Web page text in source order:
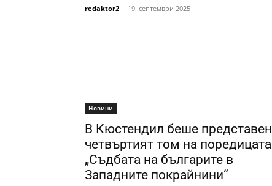
redaktor2 - 19. септември 2025
Новини
В Кюстендил беше представен
четвъртият том на поредицата
„Съдбата на българите в
Западните покрайнини“